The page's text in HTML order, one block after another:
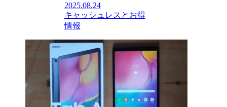
2025.08.24
キャッシュレスとお得
情報